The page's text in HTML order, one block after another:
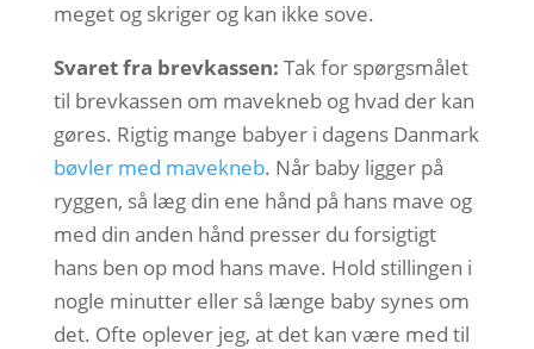
meget og skriger og kan ikke sove.
Svaret fra brevkassen: Tak for spørgsmålet
til brevkassen om mavekneb og hvad der kan
gøres. Rigtig mange babyer i dagens Danmark
bøvler med mavekneb. Når baby ligger på
ryggen, så læg din ene hånd på hans mave og
med din anden hånd presser du forsigtigt
hans ben op mod hans mave. Hold stillingen i
nogle minutter eller så længe baby synes om
det. Ofte oplever jeg, at det kan være med til